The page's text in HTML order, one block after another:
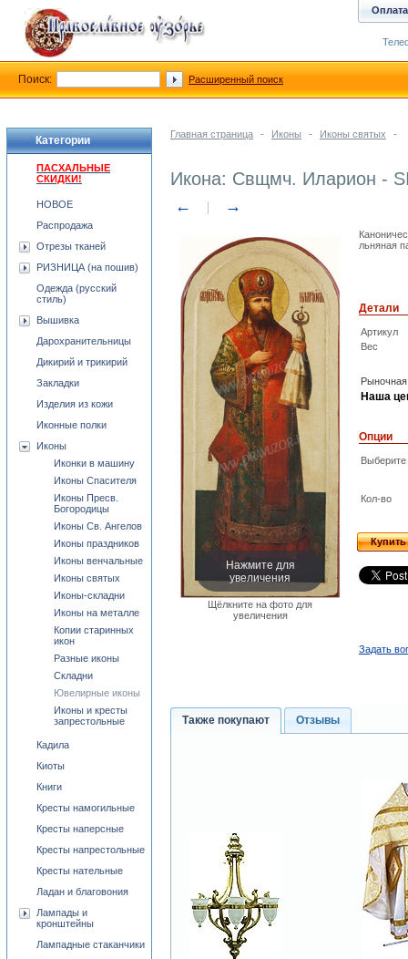
Главная страница - Иконы - Иконы святых -
Икона: Свщмч. Иларион -
← →
Нажмите для
увеличения
Щёлкните на фото для
увеличения
льняная
Детали
Артикул
Вес
Наша
Опции
Кол-во
Купить
Задать
Также покупают Отзывы
Категории
ПАСХАЛЬНЫЕ
СКИДКИ!
НОВОЕ
Распродажа
Отрезы тканей
РИЗНИЦА (на пошив)
Одежда (русский
стиль)
Вышивка
Дарохранительницы
Дикирий и трикирий
Закладки
Изделия из кожи
Иконные полки
Иконы
Иконки в машину
Иконы Спасителя
Иконы Пресв.
Богородицы
Иконы Св. Ангелов
Иконы праздников
Иконы венчальные
Иконы святых
Иконы-складни
Иконы на металле
Копии старинных
икон
Разные иконы
Складни
Ювелирные иконы
Иконы и кресты
запрестольные
Кадила
Киоты
Книги
Кресты намогильные
Кресты наперсные
Кресты напрестольные
Кресты нательные
Ладан и благовония
Лампады и
кронштейны
Лампадные стаканчики
Оплата
Поиск: Расширенный поиск